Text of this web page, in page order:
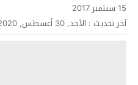
15 سبتمبر 2017
آخر تحديث : الأحد, 30 أغسطس, 2020 - 6:48 مساءً